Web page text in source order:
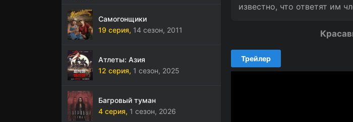
известно, что ответят им
Трейлер
Самогонщики
19 серия, 14 сезон, 2011
Атлеты: Азия
12 серия, 1 сезон, 2025
Багровый туман
4 серия, 1 сезон, 2026